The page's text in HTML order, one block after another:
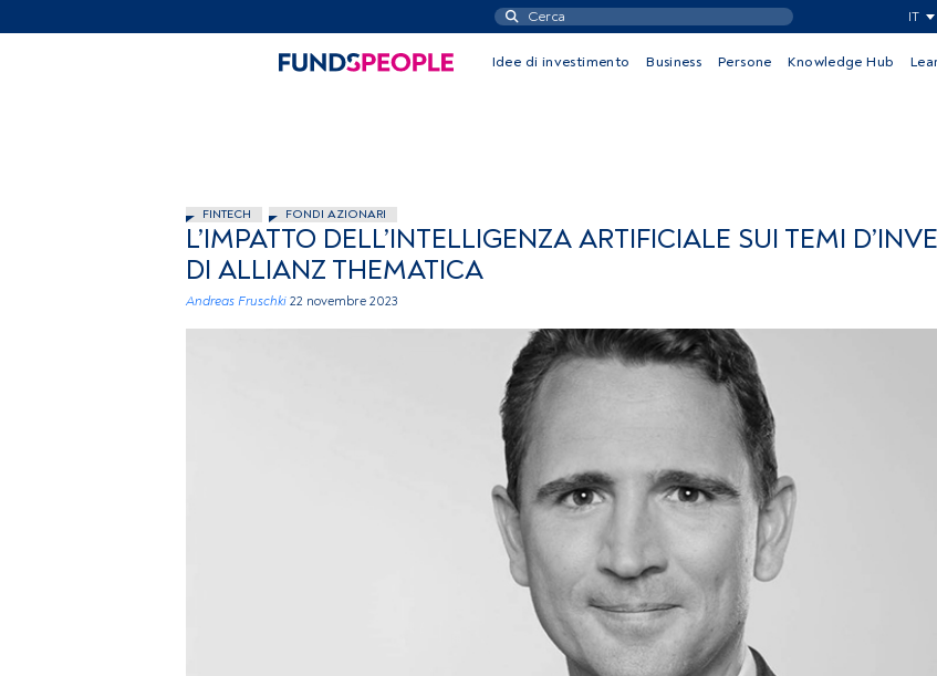
IT
Idee di investimento Business Persone Knowledge Hub
FINTECH FONDI AZIONARI
L’IMPATTO DELL’INTELLIGENZA ARTIFICIALE SUI TEMI
DI ALLIANZ THEMATICA
Andreas Fruschki 22 novembre 2023